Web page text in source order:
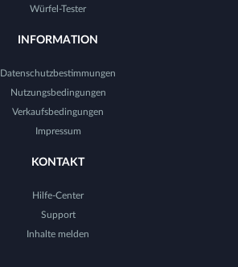
Würfel-Tester
INFORMATION
Datenschutzbestimmungen
Nutzungsbedingungen
Verkaufsbedingungen
Impressum
KONTAKT
Hilfe-Center
Support
Inhalte melden